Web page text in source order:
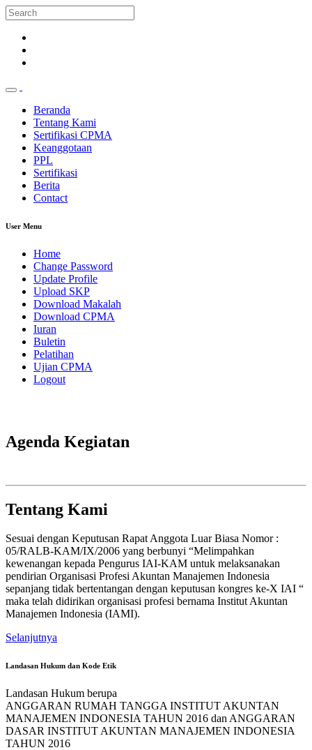
Beranda
Tentang Kami
Sertifikasi CPMA
Keanggotaan
PPL
Sertifikasi
Berita
Contact
User Menu
Home
Change Password
Update Profile
Upload SKP
Download Makalah
Download CPMA
Iuran
Buletin
Pelatihan
Ujian CPMA
Logout
Agenda Kegiatan
Tentang Kami
Sesuai dengan Keputusan Rapat Anggota Luar Biasa Nomor :
05/RALB-KAM/IX/2006 yang berbunyi “Melimpahkan
kewenangan kepada Pengurus IAI-KAM untuk melaksanakan
pendirian Organisasi Profesi Akuntan Manajemen Indonesia
sepanjang tidak bertentangan dengan keputusan kongres ke-X IAI “
maka telah didirikan organisasi profesi bernama Institut Akuntan
Manajemen Indonesia (IAMI).
Selanjutnya
Landasan Hukum dan Kode Etik
Landasan Hukum berupa
ANGGARAN RUMAH TANGGA INSTITUT AKUNTAN
MANAJEMEN INDONESIA TAHUN 2016 dan ANGGARAN
DASAR INSTITUT AKUNTAN MANAJEMEN INDONESIA
TAHUN 2016